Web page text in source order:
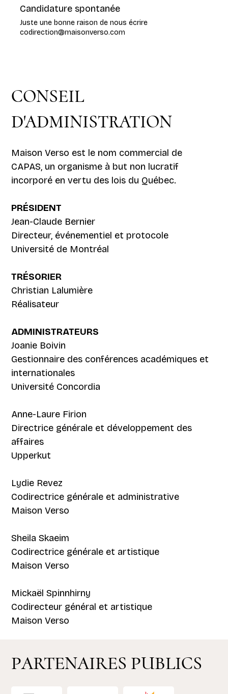
Candidature spontanée
Juste une bonne raison de nous écrire
codirection@maisonverso.com
CONSEIL
D'ADMINISTRATION
Maison Verso est le nom commercial de
CAPAS, un organisme à but non lucratif
incorporé en vertu des lois du Québec.
PRÉSIDENT
Jean-Claude Bernier
Directeur, événementiel et protocole
Université de Montréal
TRÉSORIER
Christian Lalumière
Réalisateur
ADMINISTRATEURS
Joanie Boivin
Gestionnaire des conférences académiques et
internationales
Université Concordia
Anne-Laure Firion
Directrice générale et développement des
affaires
Upperkut
Lydie Revez
Codirectrice générale et administrative
Maison Verso
Sheila Skaeim
Codirectrice générale et artistique
Maison Verso
Mickaël Spinnhirny
Codirecteur général et artistique
Maison Verso
PARTENAIRES PUBLICS